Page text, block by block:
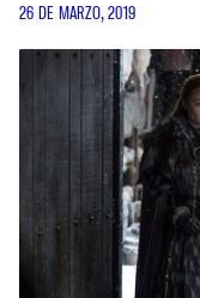
26 DE MARZO, 2019